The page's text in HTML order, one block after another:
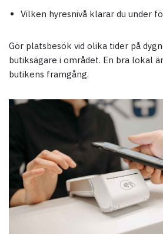
Vilken hyresnivå klarar du under
Gör platsbesök vid olika tider på
butiksägare i området. En bra lokal
butikens framgång.